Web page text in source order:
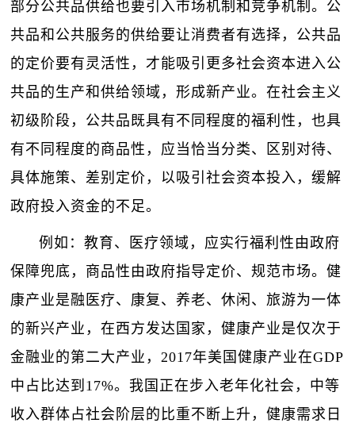
部分公共品供给也要引入市场机制和竞争机制。公
共品和公共服务的供给要让消费者有选择，公共品
的定价要有灵活性，才能吸引更多社会资本进入公
共品的生产和供给领域，形成新产业。在社会主义
初级阶段，公共品既具有不同程度的福利性，也具
有不同程度的商品性，应当恰当分类、区别对待、
具体施策、差别定价，以吸引社会资本投入，缓解
政府投入资金的不足。
例如：教育、医疗领域，应实行福利性由政府
保障兜底，商品性由政府指导定价、规范市场。健
康产业是融医疗、康复、养老、休闲、旅游为一体
的新兴产业，在西方发达国家，健康产业是仅次于
金融业的第二大产业，2017年美国健康产业在GDP
中占比达到17%。我国正在步入老年化社会，中等
收入群体占社会阶层的比重不断上升，健康需求日